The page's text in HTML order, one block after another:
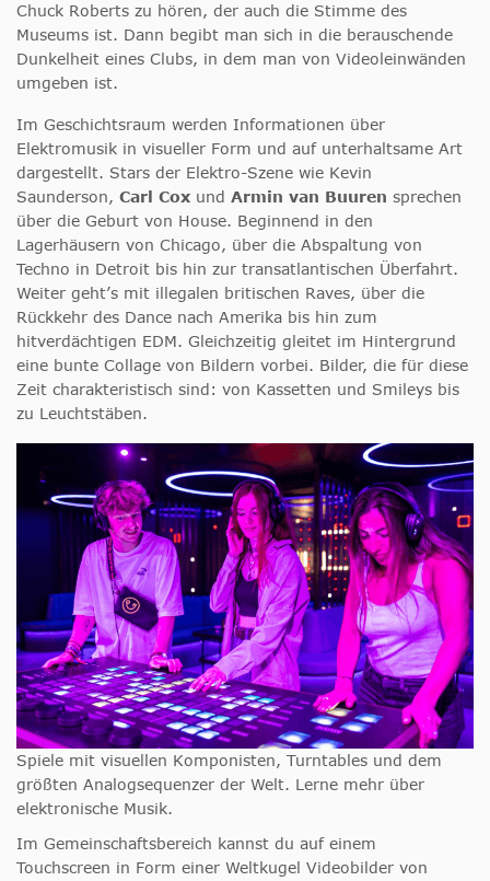
Chuck Roberts zu hören, der auch die Stimme des
Museums ist. Dann begibt man sich in die berauschende
Dunkelheit eines Clubs, in dem man von Videoleinwänden
umgeben ist.
Im Geschichtsraum werden Informationen über
Elektromusik in visueller Form und auf unterhaltsame Art
dargestellt. Stars der Elektro-Szene wie Kevin
Saunderson, Carl Cox und Armin van Buuren sprechen
über die Geburt von House. Beginnend in den
Lagerhäusern von Chicago, über die Abspaltung von
Techno in Detroit bis hin zur transatlantischen Überfahrt.
Weiter geht’s mit illegalen britischen Raves, über die
Rückkehr des Dance nach Amerika bis hin zum
hitverdächtigen EDM. Gleichzeitig gleitet im Hintergrund
eine bunte Collage von Bildern vorbei. Bilder, die für diese
Zeit charakteristisch sind: von Kassetten und Smileys bis
zu Leuchtstäben.
Spiele mit visuellen Komponisten, Turntables und dem
größten Analogsequenzer der Welt. Lerne mehr über
elektronische Musik.
Im Gemeinschaftsbereich kannst du auf einem
Touchscreen in Form einer Weltkugel Videobilder von